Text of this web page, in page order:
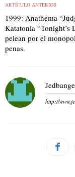
ARTÍCULO ANTERIOR
1999: Anathema
Katatonia “Tonight’s
pelean por el
penas.
http://